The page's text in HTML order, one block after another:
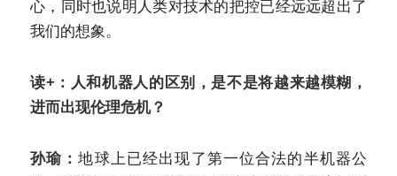
心，同时也说明人类对技术的把控已经远远超出了
我们的想象。
读+：人和机器人的区别，是不是将越来越模糊，
进而出现伦理危机？
孙瑜：地球上已经出现了第一位合法的半机器公